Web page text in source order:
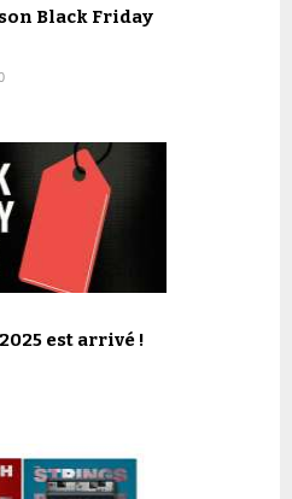
Black Friday
est arrivé !